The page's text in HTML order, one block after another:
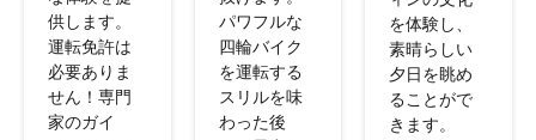
供します。
運転免許は
必要ありま
せん！専門
家のガイ
パワフルな
四輪バイク
を運転する
スリルを味
わった後
を体験し、
素晴らしい
夕日を眺め
ることがで
きます。